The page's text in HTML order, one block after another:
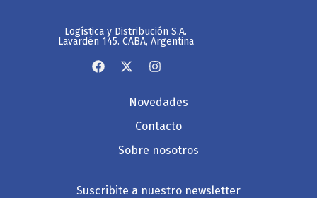
Logística y Distribución S.A.
Lavardén 145. CABA, Argentina
Novedades
Contacto
Sobre nosotros
Suscribite a nuestro newsletter